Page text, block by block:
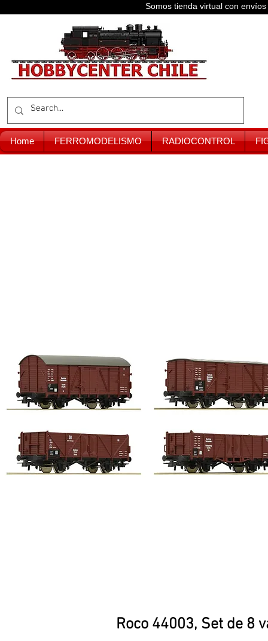
Somos tienda virtual con
Home FERROMODELISMO RADIOCONTROL
Roco 44003, Set de 8